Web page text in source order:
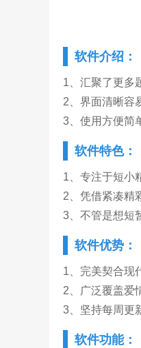
软件介绍：
1、汇聚了更多
2、界面清晰容
3、使用方便简
软件特色：
1、专注于短小
2、凭借紧凑精
3、不管是想短
软件优势：
1、完美契合现
2、广泛覆盖爱
3、坚持每周更
软件功能：